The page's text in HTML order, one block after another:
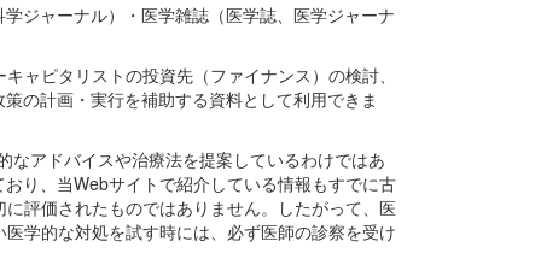
ジャーナル）・医学雑誌（医学誌、医学ジャーナ
ャピタリストの投資先（ファイナンス）の検討、
の計画・実行を補助する資料として利用できま
アドバイスや治療法を提案しているわけではあ
り、当Webサイトで紹介している情報もすでに古
評価されたものではありません。したがって、医
学的な対処を試す時には、必ず医師の診察を受け